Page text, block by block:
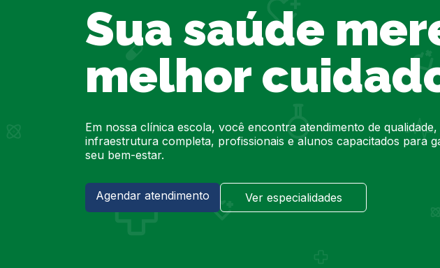
Sua saúde
melhor
Em nossa clínica escola, você encontra atendimento de qualidade,
infraestrutura completa, profissionais e alunos capacitados para
seu bem-estar.
Agendar atendimento Ver especialidades